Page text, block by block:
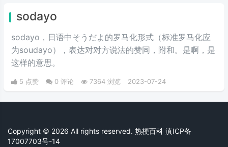
前一般是骂人的话，现在所有想表
达不满的情绪的时候，都可以用“岂
可修”。
sodayo
sodayo，日语中そうだよ的罗马化形式（标准罗马化应
为soudayo），表达对对方说法的赞同，附和。是啊，是
这样的意思。
5 点赞 0 评论 7364 浏览 2023-07-24
Copyright © 2026 All rights reserved. 热梗百科 滇ICP备
17007703号-14